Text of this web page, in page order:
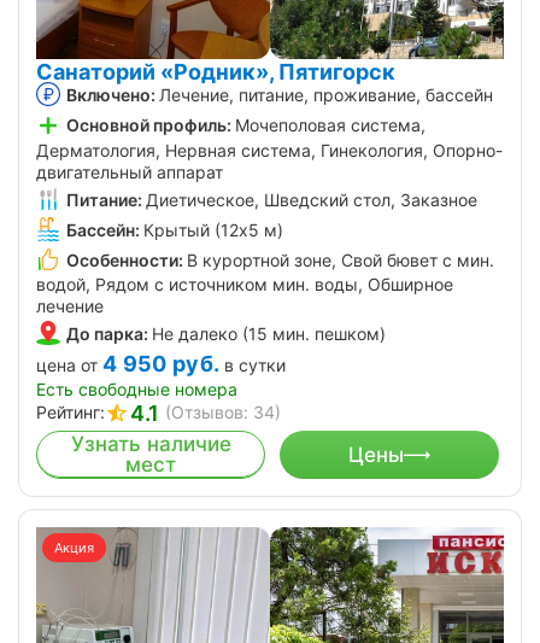
Санаторий «Родник», Пятигорск
Включено: Лечение, питание, проживание, бассейн
Основной профиль: Мочеполовая система,
Дерматология, Нервная система, Гинекология, Опорно-
двигательный аппарат
Питание: Диетическое, Шведский стол, Заказное
Бассейн: Крытый (12х5 м)
Особенности: В курортной зоне, Свой бювет с мин.
водой, Рядом с источником мин. воды, Обширное
лечение
До парка: Не далеко (15 мин. пешком)
цена от 4 950 руб. в сутки
Есть свободные номера
Рейтинг:
4.1 (Отзывов: 34)
Узнать наличие
мест
Цены
Акция